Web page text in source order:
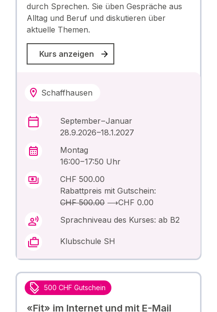
durch Sprechen. Sie üben Gespräche aus
Alltag und Beruf und diskutieren über
aktuelle Themen.
Kurs anzeigen
Schaffhausen
September – Januar
28.9.2026 –18.1.2027
Montag
16:00 – 17:50 Uhr
CHF 500.00
Rabattpreis mit Gutschein:
CHF 500.00⟶CHF 0.00
Sprachniveau des Kurses: ab B2
Klubschule SH
500 CHF Gutschein
«Fit» im Internet und mit E-Mail